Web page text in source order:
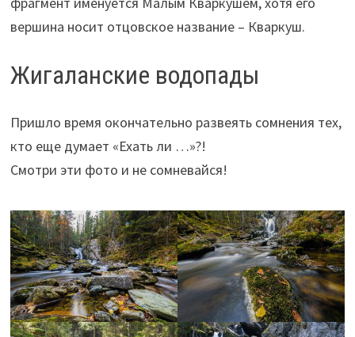
вершина носит отцовское название – Кваркуш.
Жигаланские водопады
Пришло время окончательно развеять сомнения тех,
кто еще думает «Ехать ли …»?!
Смотри эти фото и не сомневайся!